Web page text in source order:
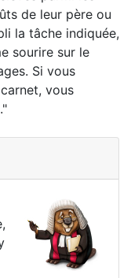
de leur père ou
la tâche indiquée,
sourire sur le
Si vous
vous